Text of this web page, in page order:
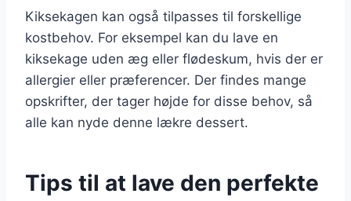
Kiksekagen kan også tilpasses til forskellige
kostbehov. For eksempel kan du lave en
kiksekage uden æg eller flødeskum, hvis der er
allergier eller præferencer. Der findes mange
opskrifter, der tager højde for disse behov, så
alle kan nyde denne lækre dessert.
Tips til at lave den perfekte